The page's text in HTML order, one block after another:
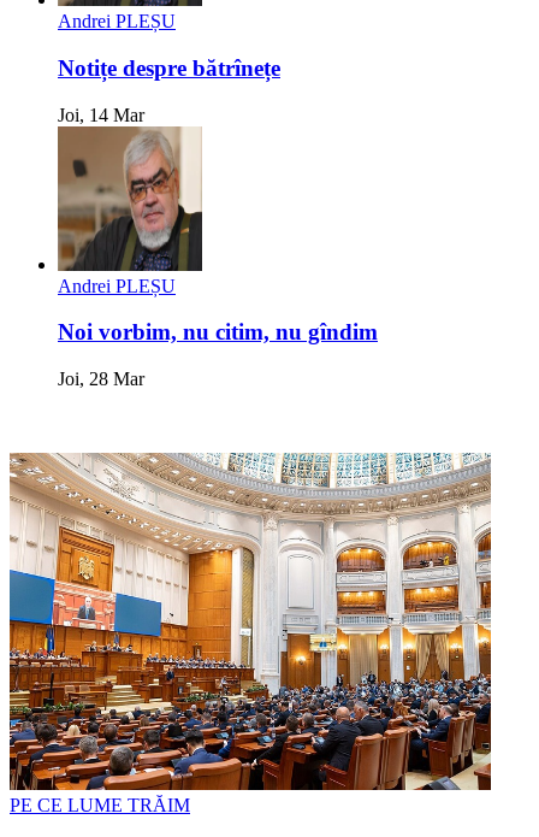
Andrei PLEȘU
Notițe despre bătrînețe
Joi, 14 Mar
Andrei PLEȘU
Noi vorbim, nu citim, nu gîndim
Joi, 28 Mar
PE CE LUME TRĂIM